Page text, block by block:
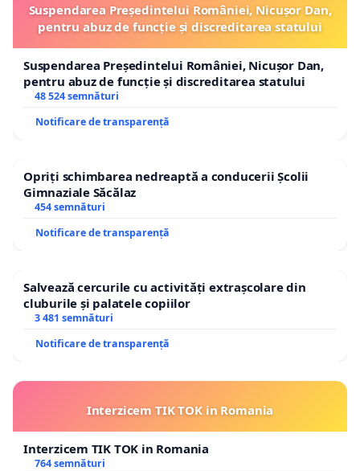
Suspendarea Președintelui României, Nicușor Dan,
pentru abuz de funcție și discreditarea statului
Suspendarea Președintelui României, Nicușor Dan,
pentru abuz de funcție și discreditarea statului
48 524 semnături
Notificare de transparență
Opriți schimbarea nedreaptă a conducerii Școlii
Gimnaziale Săcălaz
454 semnături
Notificare de transparență
Salvează cercurile cu activități extrașcolare din
cluburile și palatele copiilor
3 481 semnături
Notificare de transparență
Interzicem TIK TOK in Romania
Interzicem TIK TOK in Romania
764 semnături